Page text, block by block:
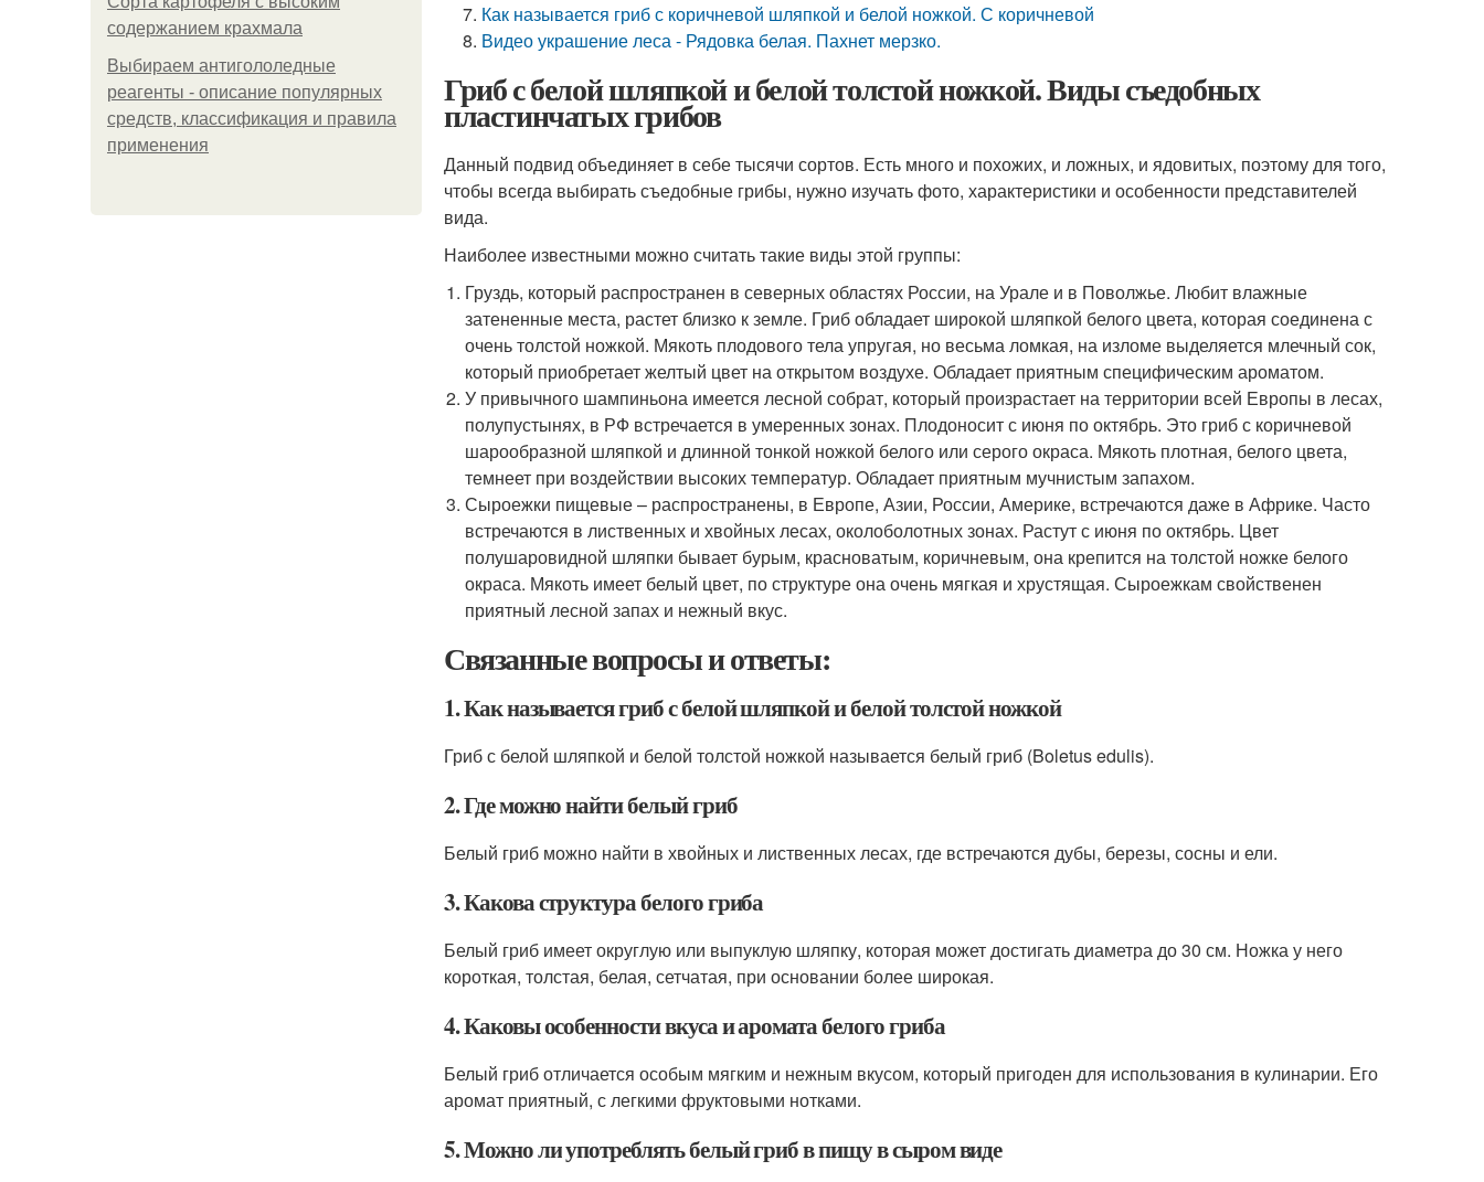
содержанием крахмала
Выбираем антигололедные
реагенты - описание популярных
средств, классификация и правила
применения
Как называется гриб с коричневой шляпкой и белой ножкой. С коричневой
Видео украшение леса - Рядовка белая. Пахнет мерзко.
Гриб с белой шляпкой и белой толстой ножкой. Виды съедобных
пластинчатых грибов
Данный подвид объединяет в себе тысячи сортов. Есть много и похожих, и ложных, и ядовитых, поэтому для того,
чтобы всегда выбирать съедобные грибы, нужно изучать фото, характеристики и особенности представителей
вида.
Наиболее известными можно считать такие виды этой группы:
Груздь, который распространен в северных областях России, на Урале и в Поволжье. Любит влажные
затененные места, растет близко к земле. Гриб обладает широкой шляпкой белого цвета, которая соединена с
очень толстой ножкой. Мякоть плодового тела упругая, но весьма ломкая, на изломе выделяется млечный сок,
который приобретает желтый цвет на открытом воздухе. Обладает приятным специфическим ароматом.
У привычного шампиньона имеется лесной собрат, который произрастает на территории всей Европы в лесах,
полупустынях, в РФ встречается в умеренных зонах. Плодоносит с июня по октябрь. Это гриб с коричневой
шарообразной шляпкой и длинной тонкой ножкой белого или серого окраса. Мякоть плотная, белого цвета,
темнеет при воздействии высоких температур. Обладает приятным мучнистым запахом.
Сыроежки пищевые – распространены, в Европе, Азии, России, Америке, встречаются даже в Африке. Часто
встречаются в лиственных и хвойных лесах, околоболотных зонах. Растут с июня по октябрь. Цвет
полушаровидной шляпки бывает бурым, красноватым, коричневым, она крепится на толстой ножке белого
окраса. Мякоть имеет белый цвет, по структуре она очень мягкая и хрустящая. Сыроежкам свойственен
приятный лесной запах и нежный вкус.
Связанные вопросы и ответы:
1. Как называется гриб с белой шляпкой и белой толстой ножкой
Гриб с белой шляпкой и белой толстой ножкой называется белый гриб (Boletus edulis).
2. Где можно найти белый гриб
Белый гриб можно найти в хвойных и лиственных лесах, где встречаются дубы, березы, сосны и ели.
3. Какова структура белого гриба
Белый гриб имеет округлую или выпуклую шляпку, которая может достигать диаметра до 30 см. Ножка у него
короткая, толстая, белая, сетчатая, при основании более широкая.
4. Каковы особенности вкуса и аромата белого гриба
Белый гриб отличается особым мягким и нежным вкусом, который пригоден для использования в кулинарии. Его
аромат приятный, с легкими фруктовыми нотками.
5. Можно ли употреблять белый гриб в пищу в сыром виде